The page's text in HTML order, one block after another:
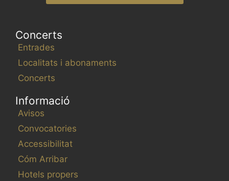
Concerts
Entrades
Localitats i abonaments
Concerts
Informació
Avisos
Convocatories
Accessibilitat
Cóm Arribar
Hotels propers